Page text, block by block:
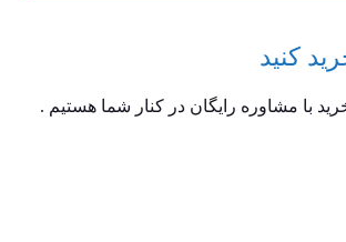
کنید
با مشاوره رایگان در کنار شما هستیم .